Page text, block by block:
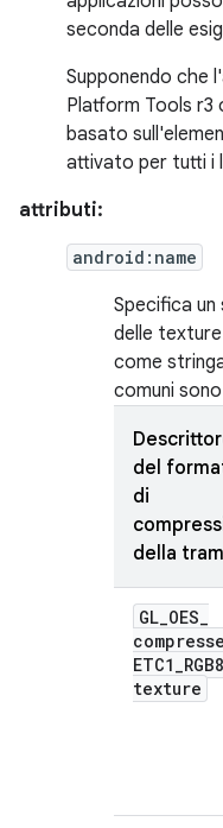
seconda delle
Supponendo che
Platform Tools r3
basato
attivato per tutti i
attributi:
android:name
Specifica
delle
come
comuni
del
di
della
GL_OES_
ETC1_RGB8
texture